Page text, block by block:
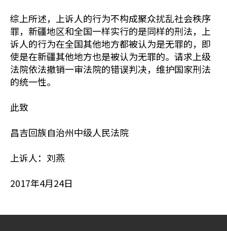
综上所述，上诉人的行为不构成聚众扰乱社会秩序
罪，新疆地区和全国一样实行的是同样的刑法，上
诉人的行为在全国其他地方都被认为是无罪的，即
使是在新疆其他地方也是被认为无罪的。请求上级
法院依法撤销一审法院的错误判决，维护国家刑法
的统一性。
此致
昌吉回族自治州中级人民法院
上诉人：刘燕
2017年4月24日